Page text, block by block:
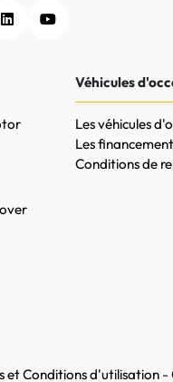
Véhicules
Les véhicules
Les
Conditions de
et Conditions d'utilisation -